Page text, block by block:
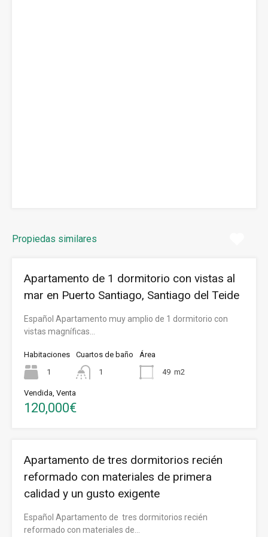
Propiedas similares
Apartamento de 1 dormitorio con vistas al
mar en Puerto Santiago, Santiago del Teide
Español Apartamento muy amplio de 1 dormitorio con
vistas magníficas…
Habitaciones
1
Cuartos de baño
1
Área
49 m2
Vendida, Venta
120,000€
Apartamento de tres dormitorios recién
reformado con materiales de primera
calidad y un gusto exigente
Español Apartamento de tres dormitorios recién
reformado con materiales de…